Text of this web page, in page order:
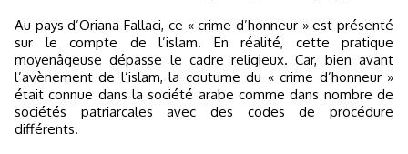
Au pays d’Oriana Fallaci, ce « crime d’honneur » est présenté
sur le compte de l’islam. En réalité, cette pratique
moyenâgeuse dépasse le cadre religieux. Car, bien avant
l’avènement de l’islam, la coutume du « crime d’honneur »
était connue dans la société arabe comme dans nombre de
sociétés patriarcales avec des codes de procédure
différents.